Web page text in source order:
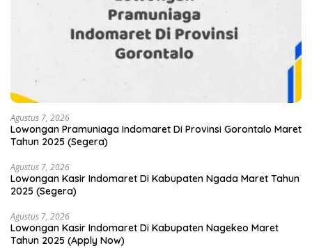
Agustus 7, 2026
Lowongan Pramuniaga Indomaret Di Provinsi Gorontalo Maret
Tahun 2025 (Segera)
Agustus 7, 2026
Lowongan Kasir Indomaret Di Kabupaten Ngada Maret Tahun
2025 (Segera)
Agustus 7, 2026
Lowongan Kasir Indomaret Di Kabupaten Nagekeo Maret
Tahun 2025 (Apply Now)